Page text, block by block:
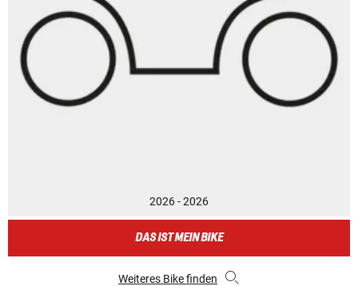
2026 - 2026
DAS IST MEIN BIKE
Weiteres Bike finden